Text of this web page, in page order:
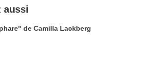
aussi
de Camilla Lackberg